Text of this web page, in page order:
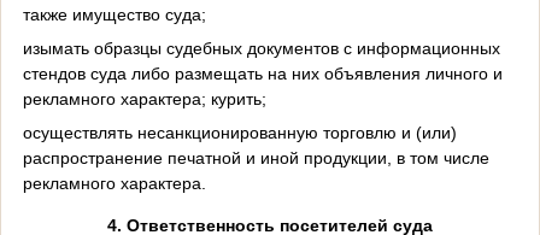
также имущество суда;
изымать образцы судебных документов с информационных
стендов суда либо размещать на них объявления личного и
рекламного характера; курить;
осуществлять несанкционированную торговлю и (или)
распространение печатной и иной продукции, в том числе
рекламного характера.
4. Ответственность посетителей суда